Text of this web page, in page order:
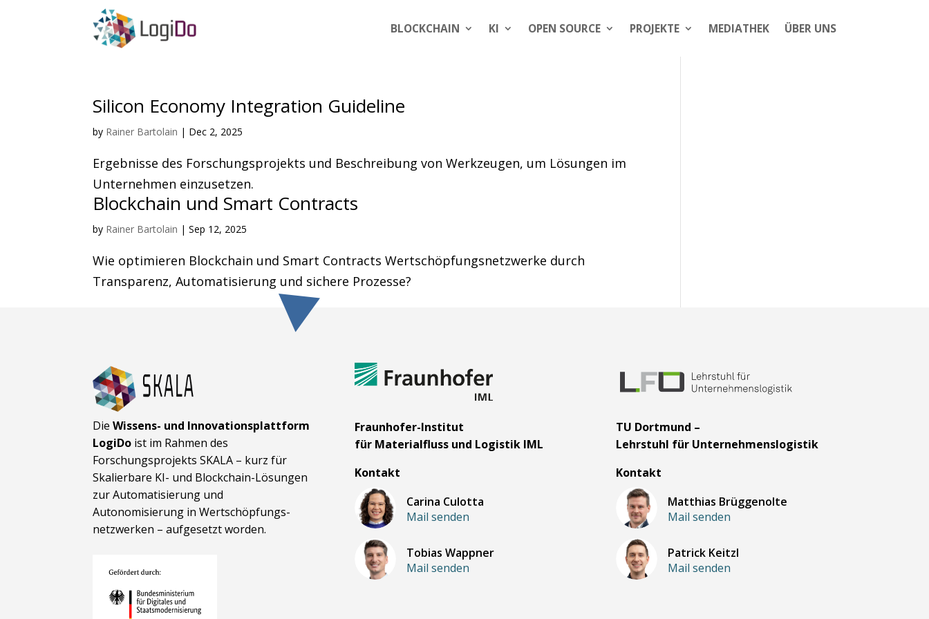
BLOCKCHAIN KI OPEN SOURCE PROJEKTE MEDIATHEK ÜBER UNS
Silicon Economy Integration Guideline
by Rainer Bartolain | Dec 2, 2025
Ergebnisse des Forschungsprojekts und Beschreibung von Werkzeugen, um Lösungen im
Unternehmen einzusetzen.
Blockchain und Smart Contracts
by Rainer Bartolain |Sep 12, 2025
Wie optimieren Blockchain und Smart Contracts Wertschöpfungsnetzwerke durch
Transparenz, Automatisierung und sichere Prozesse?
DieWissens- und Innovationsplattform
LogiDo ist im Rahmen des
Forschungsprojekts SKALA – kurz für
Skalierbare KI- und Block­chain-Lösungen
zur Automatisierung und
Autonomisierung in Wert­schöpfungs­
netzwerken – aufgesetzt worden.
Fraunhofer-Institut
für Materialfluss und Logistik IML
Kontakt
Carina Culotta
Mail senden
Tobias Wappner
Mail senden
TU Dortmund –
Lehrstuhl für Unternehmenslogistik
Kontakt
Matthias Brüggenolte
Mail senden
Patrick Keitzl
Mail senden